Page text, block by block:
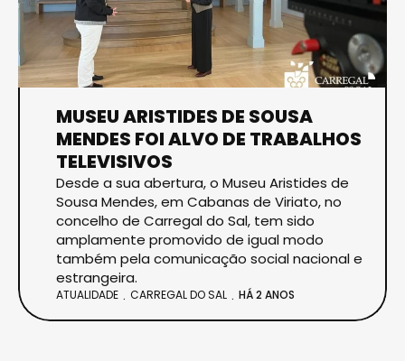
MUSEU ARISTIDES DE SOUSA
MENDES FOI ALVO DE TRABALHOS
TELEVISIVOS
Desde a sua abertura, o Museu Aristides de
Sousa Mendes, em Cabanas de Viriato, no
concelho de Carregal do Sal, tem sido
amplamente promovido de igual modo
também pela comunicação social nacional e
estrangeira.
ATUALIDADE CARREGAL DO SAL HÁ 2 ANOS